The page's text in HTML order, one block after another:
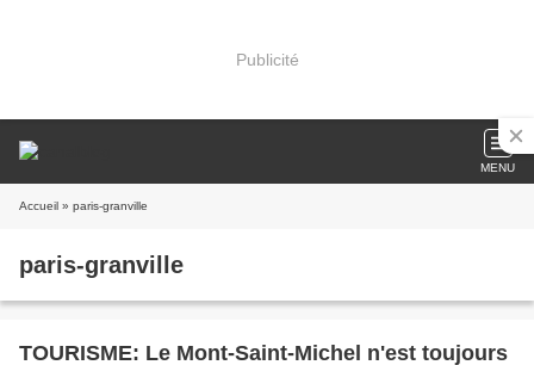
Publicité
MENU
Accueil » paris-granville
paris-granville
TOURISME: Le Mont-Saint-Michel n'est toujours